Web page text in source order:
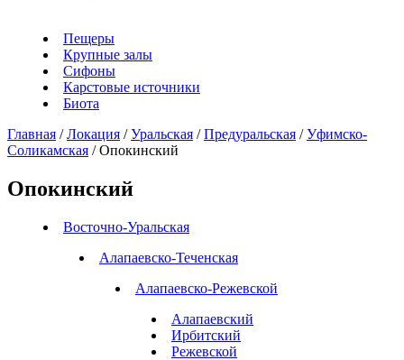
Пещеры
Крупные залы
Сифоны
Карстовые источники
Биота
Главная / Локация / Уральская / Предуральская / Уфимско-
Соликамская / Опокинский
Опокинский
Восточно-Уральская
Алапаевско-Теченская
Алапаевско-Режевской
Алапаевский
Ирбитский
Режевской